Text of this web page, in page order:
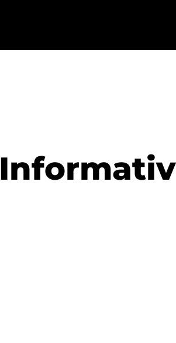
Informativ